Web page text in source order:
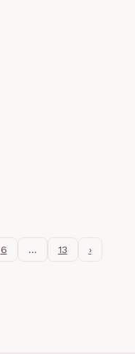
6 … 13 ›